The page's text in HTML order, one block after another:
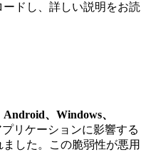
ームオペレーション
する
る
る
ロック
ス
ドし、詳しい説明をお読
Android、Windows、
リケーションに影響する
した。この脆弱性が悪用